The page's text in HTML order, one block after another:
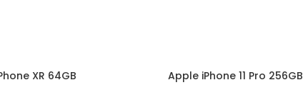
XR 64GB Apple iPhone 11 Pro 256GB